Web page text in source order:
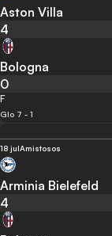
Aston Villa
4
Bologna
0
F
Glo 7 - 1
18 julAmistosos
Arminia Bielefeld
4